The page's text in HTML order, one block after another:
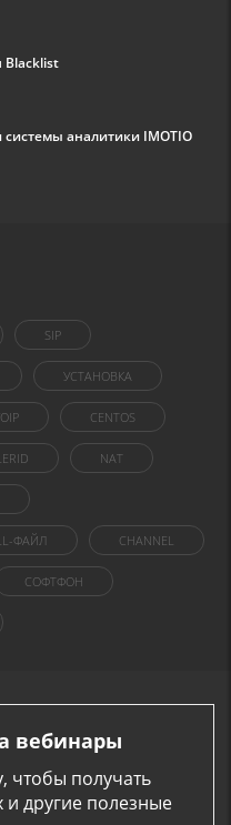
Blacklist
аналитики IMOTIO
SIP
УСТАНОВКА
CENTOS
NAT
ФАЙЛ CHANNEL
СОФТФОН
вебинары
чтобы получать
другие полезные